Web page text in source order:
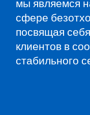
мы являемся
сфере
посвящая
клиентов в
стабильного